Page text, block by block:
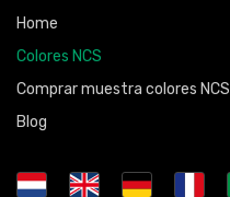
Home
Colores NCS
Comprar muestra colores NCS
Blog